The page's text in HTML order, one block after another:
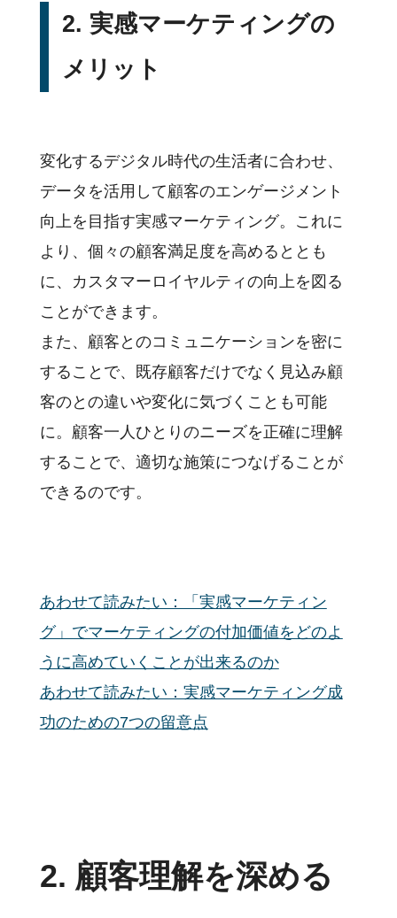
2. 実感マーケティングの
メリット
変化するデジタル時代の生活者に合わせ、
データを活用して顧客のエンゲージメント
向上を目指す実感マーケティング。これに
より、個々の顧客満足度を高めるととも
に、カスタマーロイヤルティの向上を図る
ことができます。
また、顧客とのコミュニケーションを密に
することで、既存顧客だけでなく見込み顧
客のとの違いや変化に気づくことも可能
に。顧客一人ひとりのニーズを正確に理解
することで、適切な施策につなげることが
できるのです。
あわせて読みたい：「実感マーケティン
グ」でマーケティングの付加価値をどのよ
うに高めていくことが出来るのか
あわせて読みたい：実感マーケティング成
功のための7つの留意点
2. 顧客理解を深める